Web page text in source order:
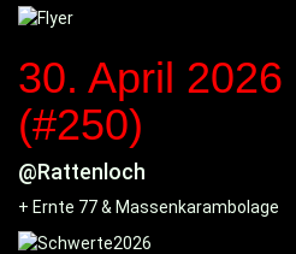
30. April 2026
(#250)
@Rattenloch
+ Ernte 77 & Massenkarambolage